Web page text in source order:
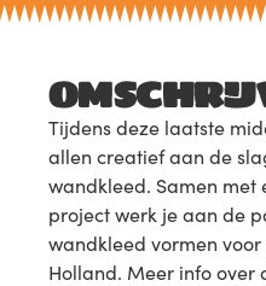
Tijdens deze laatste
allen creatief aan de
wandkleed. Samen met
project werk je aan de
wandkleed vormen
Holland. Meer info over